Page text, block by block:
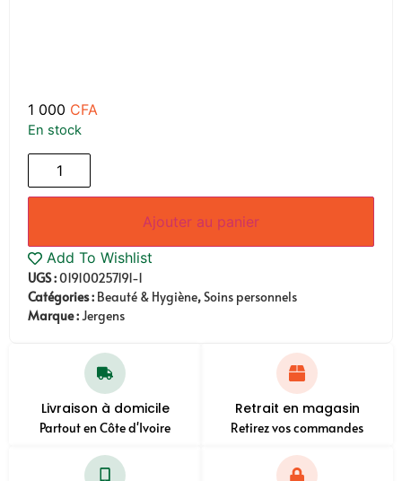
1 000 CFA
En stock
Ajouter au panier
Add To Wishlist
UGS :019100257191-1
Catégories : Beauté & Hygiène,Soins personnels
Marque : Jergens
Livraison à domicile
Partout en Côte d'Ivoire
Retrait en magasin
Retirez vos commandes